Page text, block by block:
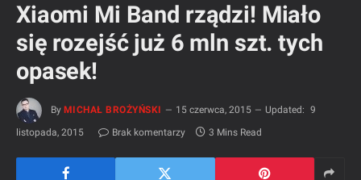
Xiaomi Mi Band rządzi! Miało
się rozejść już 6 mln szt. tych
opasek!
By MICHAŁ BROŻYŃSKI 15 czerwca, 2015 Updated: 9
listopada, 2015
Brak komentarzy 3 Mins Read